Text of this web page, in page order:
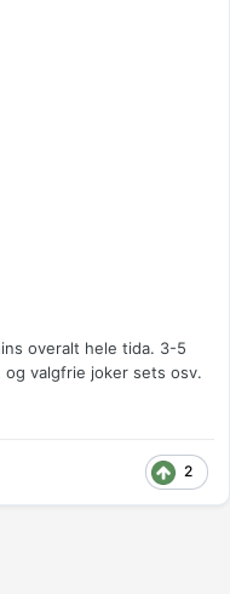
overalt hele tida. 3-5
valgfrie joker sets osv.
2